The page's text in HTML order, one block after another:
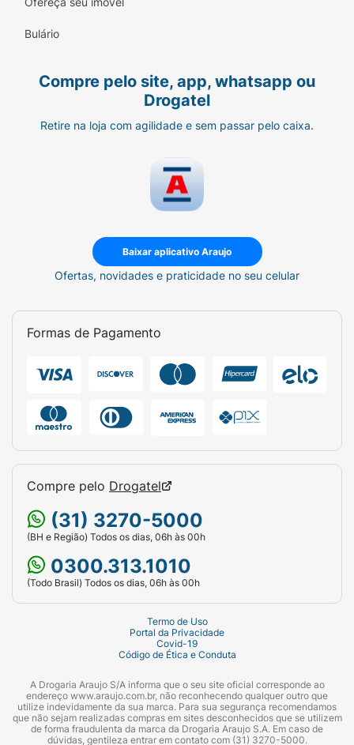
Bulário
Compre pelo site, app, whatsapp ou
Drogatel
Retire na loja com agilidade e sem passar pelo caixa.
Baixar aplicativo Araujo
Ofertas, novidades e praticidade no seu celular
Formas de Pagamento
Compre pelo Drogatel
(31) 3270-5000
(BH e Região) Todos os dias, 06h às 00h
0300.313.1010
(Todo Brasil) Todos os dias, 06h às 00h
Termo de Uso
Portal da Privacidade
Covid-19
Código de Ética e Conduta
A Drogaria Araujo S/A informa que o seu site oficial corresponde ao
endereço www.araujo.com.br, não reconhecendo qualquer outro que
utilize indevidamente da sua marca. Para sua segurança recomendamos
que não sejam realizadas compras em sites desconhecidos que se utilizem
de forma fraudulenta da marca da Drogaria Araujo S.A. Em caso de
dúvidas, gentileza entrar em contato com (31) 3270-5000.